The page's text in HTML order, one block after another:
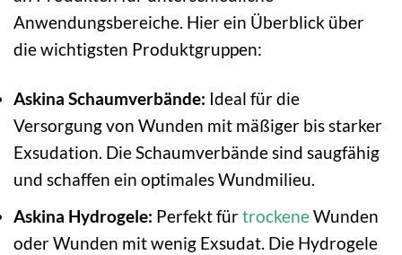
Anwendungsbereiche. Hier ein Überblick über
die wichtigsten Produktgruppen:
Askina Schaumverbände: Ideal für die
Versorgung von Wunden mit mäßiger bis starker
Exsudation. Die Schaumverbände sind saugfähig
und schaffen ein optimales Wundmilieu.
Askina Hydrogele: Perfekt fürtrockeneWunden
oder Wunden mit wenig Exsudat. Die Hydrogele